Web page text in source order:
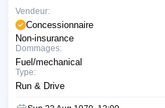
Vendeur:
Concessionnaire
Non-insurance
Dommages:
Fuel/mechanical
Type:
Run & Drive